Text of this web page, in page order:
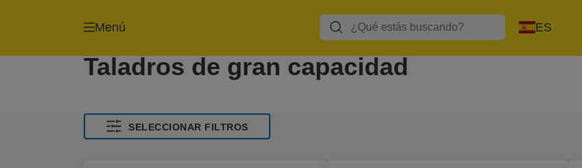
Menú ES
Taladros de gran capacidad
SELECCIONAR FILTROS